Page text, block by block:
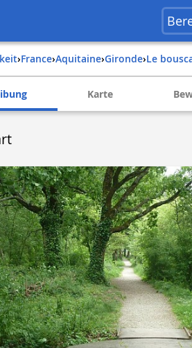
› france› aquitaine› gironde› le
Karte